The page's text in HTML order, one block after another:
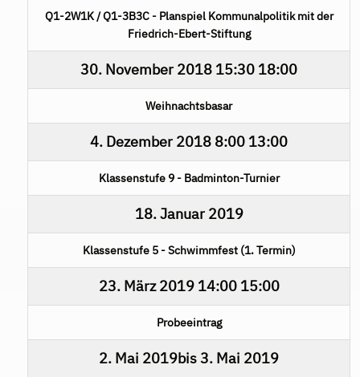
Q1-2W1K / Q1-3B3C - Planspiel Kommunalpolitik mit der
Friedrich-Ebert-Stiftung
30. November 2018 15:30 18:00
Weihnachtsbasar
4. Dezember 2018 8:00 13:00
Klassenstufe 9 - Badminton-Turnier
18. Januar 2019
Klassenstufe 5 - Schwimmfest (1. Termin)
23. März 201914:00 15:00
Probeeintrag
2. Mai 2019bis3. Mai 2019